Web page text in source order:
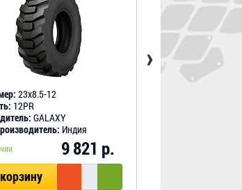
23x8.5-12
12PR
GALAXY
Индия
9 821 р.
›